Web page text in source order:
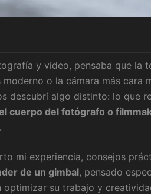
y video, pensaba que la
o la cámara más cara
descubrí algo distinto: lo que
cuerpo del fotógrafo o
mi experiencia, consejos
de un gimbal, pensado
optimizar su trabajo y